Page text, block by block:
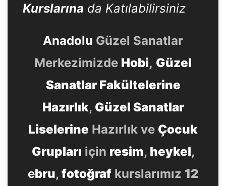
Kurslarına da Katılabilirsiniz
Anadolu Güzel Sanatlar
Merkezimizde Hobi, Güzel
Sanatlar Fakültelerine
Hazırlık, Güzel Sanatlar
Liselerine Hazırlık ve Çocuk
Grupları için resim, heykel,
ebru, fotoğrafkurslarımız 12